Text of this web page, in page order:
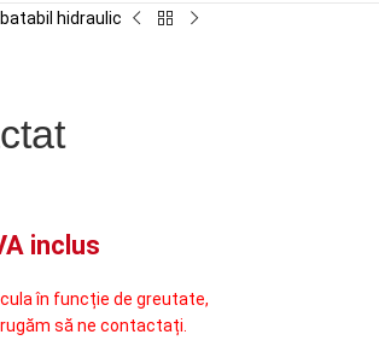
hidraulic
inclus
în funcție de greutate,
să ne contactați.